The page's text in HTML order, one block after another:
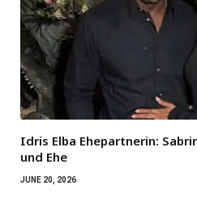
Idris Elba Ehepartnerin:
und Ehe
JUNE 20, 2026